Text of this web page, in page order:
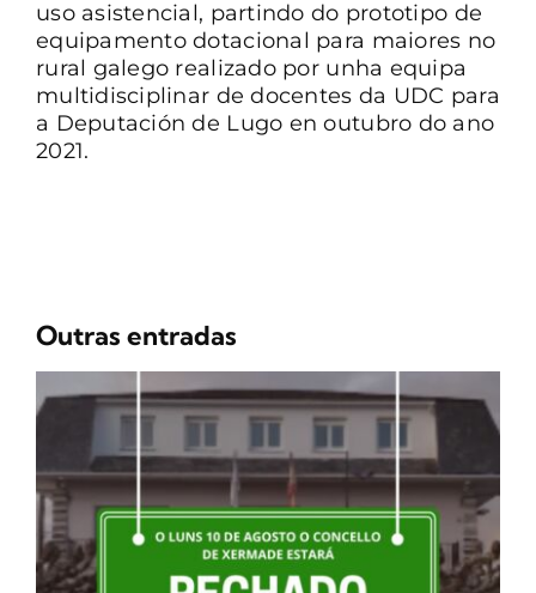
uso asistencial, partindo do prototipo de
equipamento dotacional para maiores no
rural galego realizado por unha equipa
multidisciplinar de docentes da UDC para
a Deputación de Lugo en outubro do ano
2021.
Outras entradas